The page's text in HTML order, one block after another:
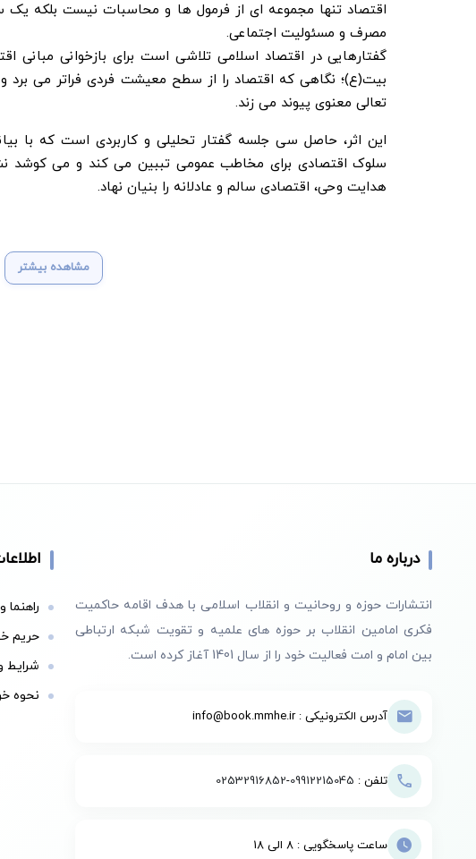
اقتصاد تنها مجموعه ای از فرمول ها و محاسبات نیست بلکه یک
مصرف و مسئولیت اجتماعی.
گفتارهایی در اقتصاد اسلامی تلاشی است برای بازخوانی مبانی
بیت(ع)؛ نگاهی که اقتصاد را از سطح معیشت فردی فراتر می برد
تعالی معنوی پیوند می زند.
این اثر، حاصل سی جلسه گفتار تحلیلی و کاربردی است که با
سلوک اقتصادی برای مخاطب عمومی تببین می کند و می کوشد
هدایت وحی، اقتصادی سالم و عادلانه را بنیان نهاد.
مشاهده بیشتر
درباره ما
انتشارات حوزه و روحانیت و انقلاب اسلامی با هدف اقامه حاکمیت
فکری امامین انقلاب بر حوزه های علمیه و تقویت شبکه ارتباطی
بین امام و امت فعالیت خود را از سال 1401 آغاز کرده است.
آدرس الکترونیکی : info@book.mmhe.ir
تلفن : 09912215045
-
02532916852
ساعت پاسخگویی : 8 الی 18
حریم
شرایط
نحوه